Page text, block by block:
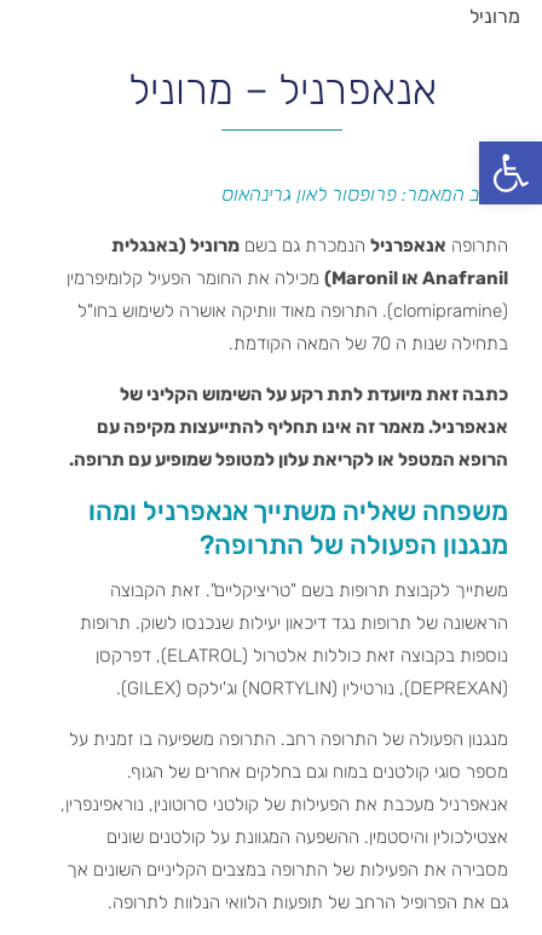
פתח סרגל נגישות
מרוניל
אנאפרניל – מרוניל
כותב המאמר: פרופסור לאון גרינהאוס
התרופה אנאפרנילהנמכרת גם בשם מרוניל (באנגלית
Anafranil או Maronil)
מכילה את החומר הפעיל קלומיפרמין
(clomipramine). התרופה מאוד וותיקה אושרה לשימוש בחו"ל
בתחילה שנות ה 70 של המאה הקודמת.
כתבה זאת מיועדת לתת רקע על השימוש הקליני של
אנאפרניל. מאמר זה אינו תחליף להתייעצות מקיפה עם
הרופא המטפל או לקריאת עלון למטופל שמופיע עם תרופה.
משפחה שאליה משתייך אנאפרניל ומהו
מנגנון הפעולה של התרופה?
משתייך לקבוצת תרופות בשם "טריציקליים". זאת הקבוצה
הראשונה של תרופות נגד דיכאון יעילות שנכנסו לשוק. תרופות
נוספות בקבוצה זאת כוללות אלטרול (ELATROL), דפרקסן
(DEPREXAN), נורטילין (NORTYLIN) וג'ילקס (GILEX).
מנגנון הפעולה של התרופה רחב. התרופה משפיעה בו זמנית על
מספר סוגי קולטנים במוח וגם בחלקים אחרים של הגוף.
אנאפרניל מעכבת את הפעילות של קולטני סרוטונין, נוראפינפרין,
אצטילכולין והיסטמין. ההשפעה המגוונת על קולטנים שונים
מסבירה את הפעילות של התרופה במצבים הקליניים השונים אך
גם את הפרופיל הרחב של תופעות הלוואי הנלוות לתרופה.